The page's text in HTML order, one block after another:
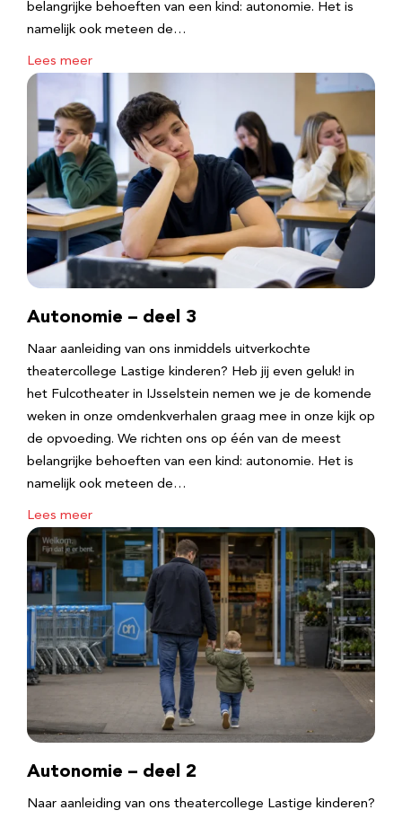
belangrijke behoeften van een kind: autonomie. Het is
namelijk ook meteen de…
Lees meer
Autonomie – deel 3
Naar aanleiding van ons inmiddels uitverkochte
theatercollege Lastige kinderen? Heb jij even geluk! in
het Fulcotheater in IJsselstein nemen we je de komende
weken in onze omdenkverhalen graag mee in onze kijk op
de opvoeding. We richten ons op één van de meest
belangrijke behoeften van een kind: autonomie. Het is
namelijk ook meteen de…
Lees meer
Autonomie – deel 2
Naar aanleiding van ons theatercollege Lastige kinderen?